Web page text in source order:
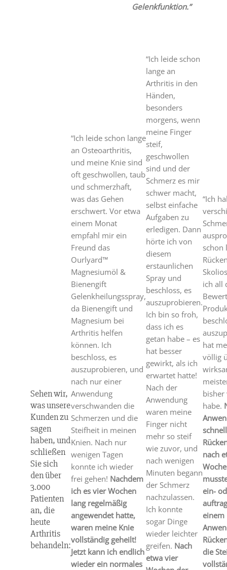
Gelenkfunktion.”
Sehen wir,
was unsere
Kunden zu
sagen
haben, und
schließen
Sie sich
den über
3.000
Patienten
an, die
heute
Arthritis
behandeln:
“Ich leide schon lange
an Osteoarthritis,
und meine Knie sind
oft geschwollen, taub
und schmerzhaft,
was das Gehen
erschwert. Vor etwa
einem Monat
empfahl mir ein
Freund das
Ourlyard™
Magnesiumöl &
Bienengift
Gelenkheilungsspray,
da Bienengift und
Magnesium bei
Arthritis helfen
können. Ich
beschloss, es
auszuprobieren, und
nach nur einer
Anwendung
verschwanden die
Schmerzen und die
Steifheit in meinen
Knien. Nach nur
wenigen Tagen
konnte ich wieder
frei gehen! Nachdem
ich es vier Wochen
lang regelmäßig
angewendet hatte,
waren meine Knie
vollständig geheilt!
Jetzt kann ich endlich
wieder ein normales
“Ich leide schon
lange an
Arthritis in den
Händen,
besonders
morgens, wenn
meine Finger
steif,
geschwollen
sind und der
Schmerz es mir
schwer macht,
selbst einfache
Aufgaben zu
erledigen. Dann
hörte ich von
diesem
erstaunlichen
Spray und
beschloss, es
auszuprobieren.
Ich bin so froh,
dass ich es
getan habe – es
hat besser
gewirkt, als ich
erwartet hatte!
Nach der
Anwendung
waren meine
Finger nicht
mehr so steif
wie zuvor, und
nach wenigen
Minuten begann
der Schmerz
nachzulassen.
Ich konnte
sogar Dinge
wieder leichter
greifen. Nach
etwa vier
“Ich
schon
ich all
hat
völlig
bisher
habe.
nach
ein-
einem
die